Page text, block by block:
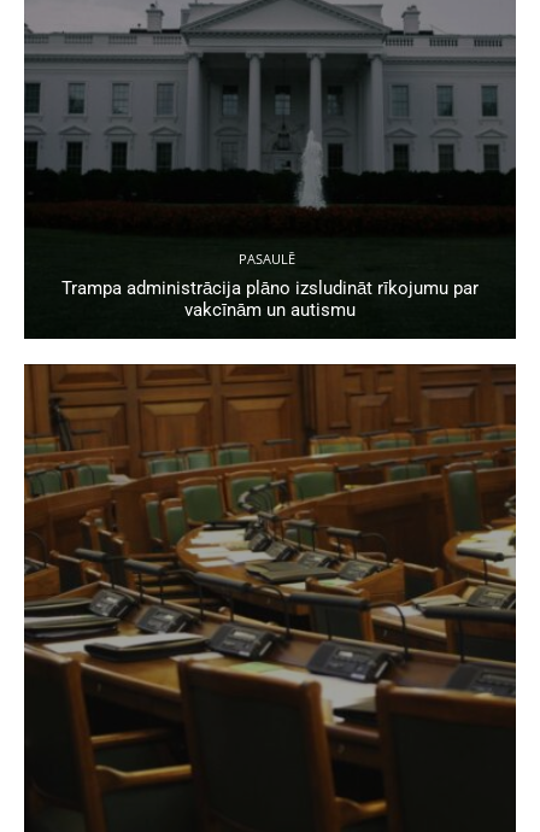
PASAULĒ
Trampa administrācija plāno izsludināt rīkojumu par
vakcīnām un autismu